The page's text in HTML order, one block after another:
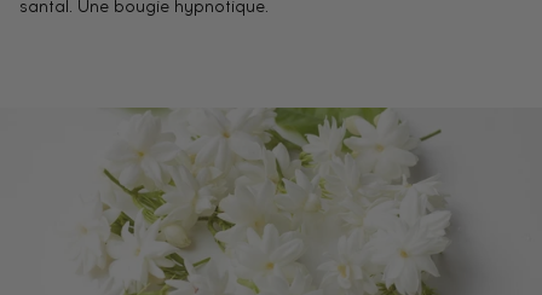
santal. Une bougie hypnotique.